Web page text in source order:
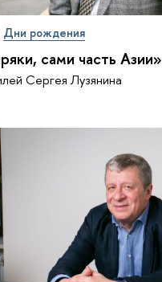
Дни рождения
сами часть Азии»
Сергея Лузянина